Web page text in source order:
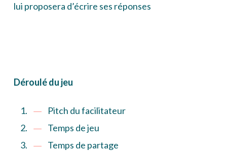
lui proposera d’écrire ses réponses
Déroulé du jeu
Pitch du facilitateur
Temps de jeu
Temps de partage